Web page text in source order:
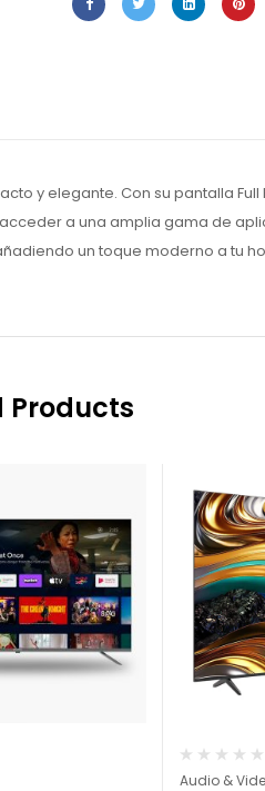
y elegante. Con su pantalla
a una amplia gama de
un toque moderno a tu
Products
Audio &